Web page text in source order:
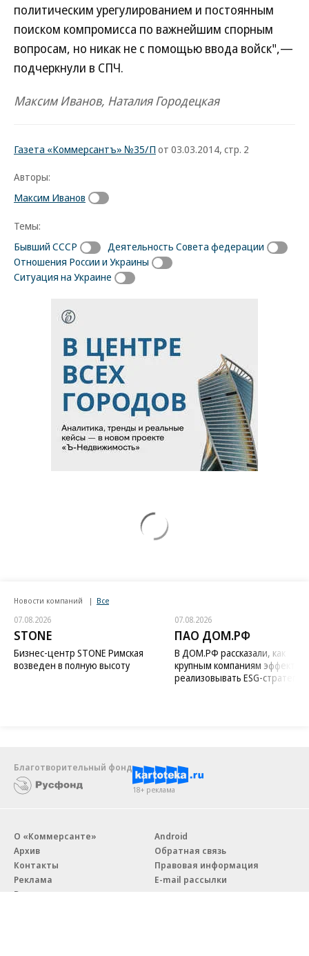
политическим урегулированием и постоянным
поиском компромисса по важнейшим спорным
вопросам, но никак не с помощью ввода войск",—
подчеркнули в СПЧ.
Максим Иванов, Наталия Городецкая
Газета «Коммерсантъ» №35/П от 03.03.2014, стр. 2
Авторы:
Максим Иванов
Темы:
Бывший СССР
Деятельность Совета федерации
Отношения России и Украины
Ситуация на Украине
Новости компаний Все
07.08.2026
STONE
Бизнес-центр STONE Римская
возведен в полную высоту
07.08.2026
ПАО ДОМ.РФ
В ДОМ.РФ рассказали, как
крупным компаниям
реализовывать ESG-стратегию
Благотворительный фонд
18+ реклама
О «Коммерсанте»
Архив
Контакты
Реклама
Вакансии
Android
Обратная связь
Правовая информация
E-mail рассылки